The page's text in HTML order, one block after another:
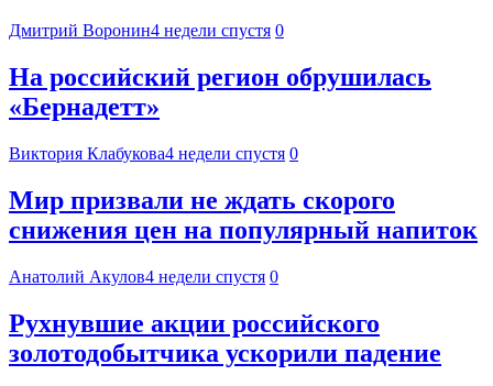
Дмитрий Воронин4 недели спустя 0
На российский регион обрушилась
«Бернадетт»
Виктория Клабукова4 недели спустя 0
Мир призвали не ждать скорого
снижения цен на популярный напиток
Анатолий Акулов4 недели спустя 0
Рухнувшие акции российского
золотодобытчика ускорили падение